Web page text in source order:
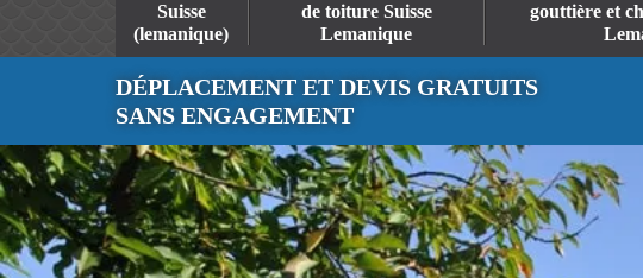
Suisse
(lemanique)
de toiture Suisse
Lemanique
gouttière et
DÉPLACEMENT ET DEVIS GRATUITS
SANS ENGAGEMENT